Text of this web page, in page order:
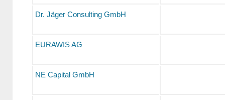
Dr. Jäger Consulting GmbH
EURAWIS AG
NE Capital GmbH